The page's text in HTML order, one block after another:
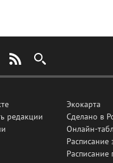
редакции
Экокарта
Сделано в
Онлайн-
Расписание
Расписание